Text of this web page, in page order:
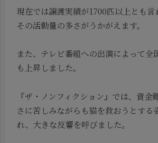
現在では譲渡実績が1700匹以上とも言
その活動量の多さがうかがえます。
また、テレビ番組への出演によって全
も上昇しました。
『ザ・ノンフィクション』では、資金
さに苦しみながらも猫を救おうとする
れ、大きな反響を呼びました。